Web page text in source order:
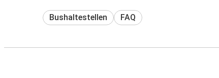
Bushaltestellen FAQ